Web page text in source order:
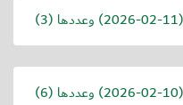
2026-02-11) وعددها (3)
2026-02-10) وعددها (6)